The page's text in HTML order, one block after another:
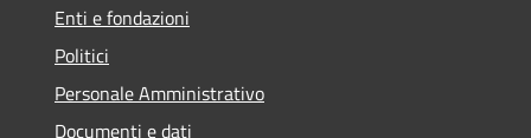
Enti e fondazioni
Politici
Personale Amministrativo
Documenti e dati